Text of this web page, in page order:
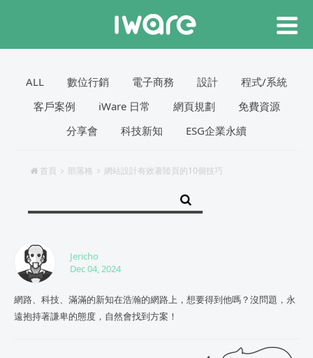
ALL 數位行銷 電子商務 設計
程式/系統
客戶案例
iWare 日常 網頁規劃
免費資源
分享會
科技新知 ESG企業永續
首頁 部落格 網站設計有效著陸頁的10個技巧
Jericho
Dec 04, 2024
網路、科技、滿滿的新知在浩瀚的網路上，想要得到他嗎？沒問題，永
遠抱持著謙卑的態度，自然會找到方案！